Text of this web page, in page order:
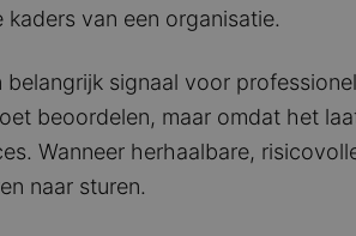
kaders van een organisatie.
belangrijk signaal voor
beoordelen, maar omdat het
Wanneer herhaalbare,
naar sturen.